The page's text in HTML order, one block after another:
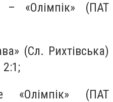
– «Олімпік» (ПАТ
(Сл. Рихтівська)
(ПАТ